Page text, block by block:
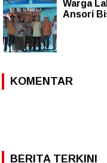
Warga
Ansori
KOMENTAR
BERITA TERKINI